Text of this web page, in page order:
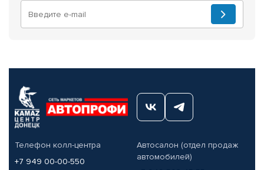
Телефон колл-центра
+7 949 00-00-550
Автосалон (отдел продаж
автомобилей)